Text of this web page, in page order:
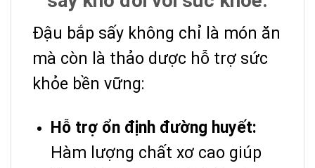
Đậu bắp sấy không chỉ là món ăn
mà còn là thảo dược hỗ trợ sức
khỏe bền vững:
Hỗ trợ ổn định đường huyết:
Hàm lượng chất xơ cao giúp